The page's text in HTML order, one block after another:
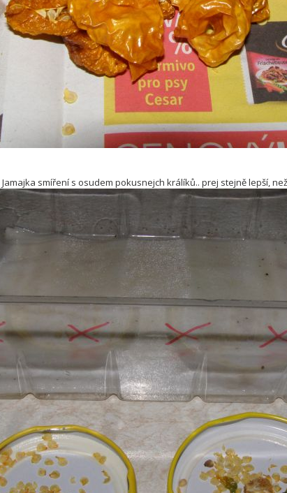
smíření s osudem pokusnejch králíků.. prej stejně lepší,